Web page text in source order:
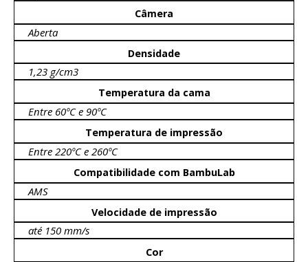
Câmera
Aberta
Densidade
1,23 g/cm3
Temperatura da cama
Entre 60ºC e 90ºC
Temperatura de impressão
Entre 220ºC e 260ºC
Compatibilidade com BambuLab
AMS
Velocidade de impressão
até 150 mm/s
Cor